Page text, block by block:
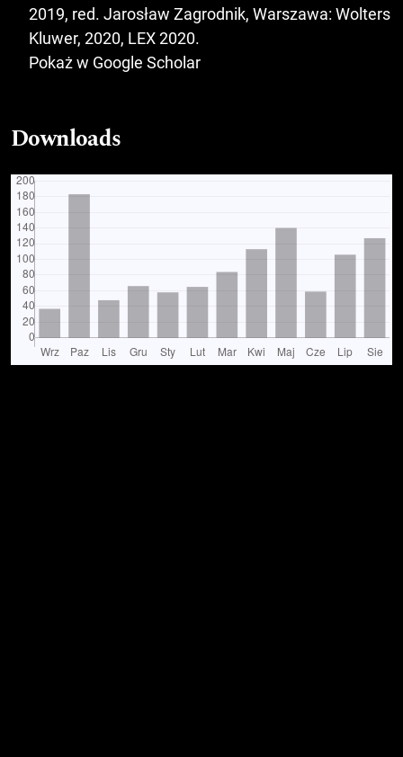
2019, red. Jarosław Zagrodnik, Warszawa: Wolters
Kluwer, 2020, LEX 2020.
Pokaż w Google Scholar
Downloads